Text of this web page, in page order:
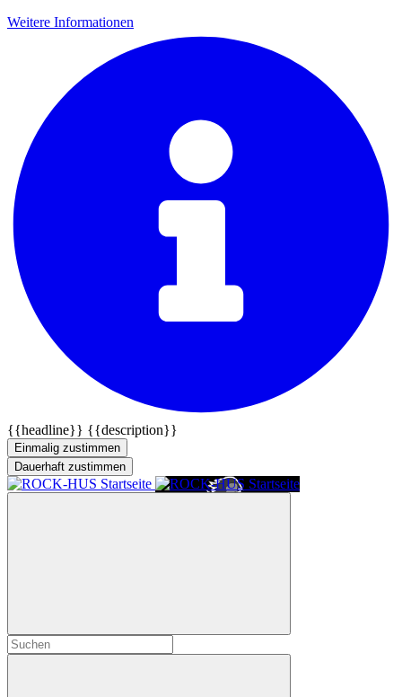
Weitere Informationen
{{headline}} {{description}}
Einmalig zustimmen
Dauerhaft zustimmen